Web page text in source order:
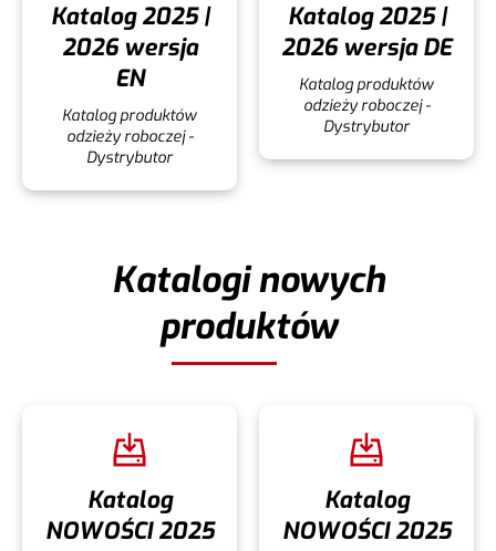
Katalog 2025 |
2026 wersja
EN
Katalog produktów
odzieży roboczej -
Dystrybutor
Katalog 2025 |
2026 wersja DE
Katalog produktów
odzieży roboczej -
Dystrybutor
Katalogi nowych
produktów
Katalog
NOWOŚCI 2025
Katalog
NOWOŚCI 2025